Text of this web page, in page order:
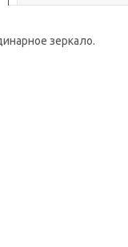
зеркало.